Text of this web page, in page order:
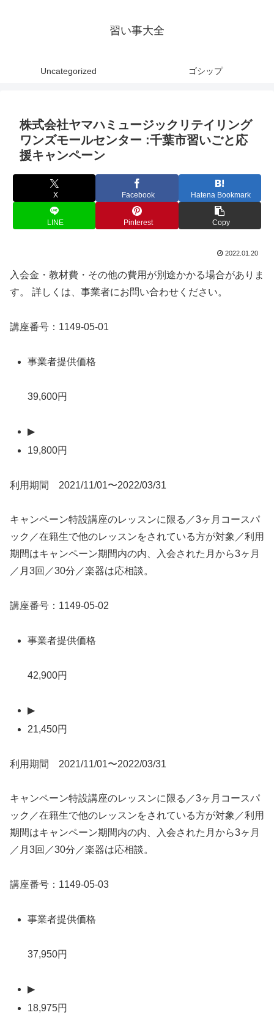
習い事大全
Uncategorized ゴシップ
株式会社ヤマハミュージックリテイリング
ワンズモールセンター :千葉市習いごと応
援キャンペーン
X Facebook Hatena Bookmark
LINE Pinterest Copy
2022.01.20
入会金・教材費・その他の費用が別途かかる場合がありま
す。 詳しくは、事業者にお問い合わせください。
講座番号：1149-05-01
事業者提供価格
39,600円
▶
19,800円
利用期間 2021/11/01〜2022/03/31
キャンペーン特設講座のレッスンに限る／3ヶ月コースパ
ック／在籍生で他のレッスンをされている方が対象／利用
期間はキャンペーン期間内の内、入会された月から3ヶ月
／月3回／30分／楽器は応相談。
講座番号：1149-05-02
事業者提供価格
42,900円
▶
21,450円
利用期間 2021/11/01〜2022/03/31
キャンペーン特設講座のレッスンに限る／3ヶ月コースパ
ック／在籍生で他のレッスンをされている方が対象／利用
期間はキャンペーン期間内の内、入会された月から3ヶ月
／月3回／30分／楽器は応相談。
講座番号：1149-05-03
事業者提供価格
37,950円
▶
18,975円